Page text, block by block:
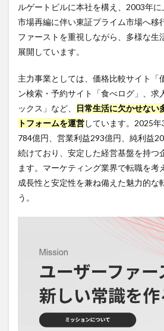
2
会社
カカ
ムの
年収
事情
2.1
年収
の平
業界
水準
2.2
イン
株式
会社
カカ
クコ
ルゲートビルに本社を構え、2003年
市場再編に伴い東証プライム市場へ移
ファーストを重視しながら、多様な生
展開しています。
主力事業としては、価格比較サイト「
ン検索・予約サイト「食べログ」、求
ックス」など、
日常生活に欠かせない
トフォームを運営しています。2025
784億円、営業利益293億円、純利益
続けており、安定した経営基盤を持つ
ます。マーケティング業界で転職を考
成長性と安定性を兼ね備えた魅力的な
う。